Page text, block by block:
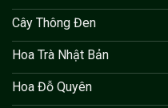
Cây Thông Đen
Hoa Trà Nhật Bản
Hoa Đỗ Quyên